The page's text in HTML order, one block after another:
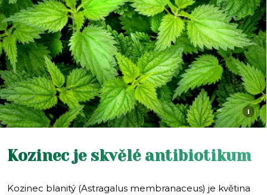
i
Kozinec je skvělé antibiotikum
Kozinec blanitý (Astragalus membranaceus) je květina